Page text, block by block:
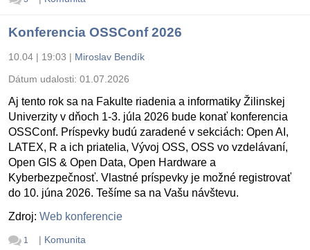
Konferencia OSSConf 2026
10.04 | 19:03 | Miroslav Bendík
Dátum udalosti: 01.07.2026
Aj tento rok sa na Fakulte riadenia a informatiky Žilinskej
Univerzity v dňoch 1-3. júla 2026 bude konať konferencia
OSSConf. Príspevky budú zaradené v sekciách: Open AI,
LATEX, R a ich priatelia, Vývoj OSS, OSS vo vzdelávaní,
Open GIS & Open Data, Open Hardware a
Kyberbezpečnosť. Vlastné príspevky je možné registrovať
do 10. júna 2026. Tešíme sa na Vašu návštevu.
Zdroj: Web konferencie
1 | Komunita